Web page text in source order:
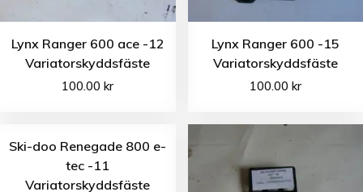
Lynx Ranger 600 ace -12
Variatorskyddsfäste
100.00kr
Lynx Ranger 600 -15
Variatorskyddsfäste
100.00 kr
Ski-doo Renegade 800 e-
tec -11
Variatorskyddsfäste